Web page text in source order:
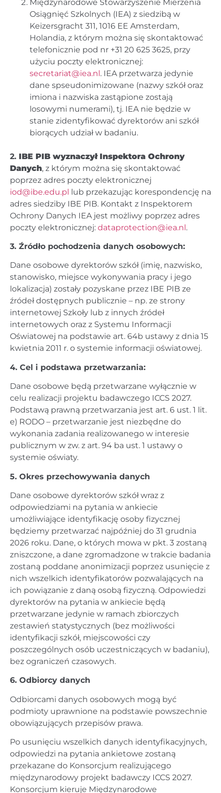
Międzynarodowe Stowarzyszenie Mierzenia
Osiągnięć Szkolnych (IEA) z siedzibą w
Keizersgracht 311, 1016 EE Amsterdam,
Holandia, z którym można się skontaktować
telefonicznie pod nr +31 20 625 3625, przy
użyciu poczty elektronicznej:
secretariat@iea.nl. IEA przetwarza jedynie
dane spseudonimizowane (nazwy szkół oraz
imiona i nazwiska zastąpione zostają
losowymi numerami), tj. IEA nie będzie w
stanie zidentyfikować dyrektorów ani szkół
biorących udział w badaniu.
2. IBE PIB wyznaczył Inspektora Ochrony
Danych, z którym można się skontaktować
poprzez adres poczty elektronicznej
iod@ibe.edu.pl lub przekazując korespondencję na
adres siedziby IBE PIB. Kontakt z Inspektorem
Ochrony Danych IEA jest możliwy poprzez adres
poczty elektronicznej: dataprotection@iea.nl.
3. Źródło pochodzenia danych osobowych:
Dane osobowe dyrektorów szkół (imię, nazwisko,
stanowisko, miejsce wykonywania pracy i jego
lokalizacja) zostały pozyskane przez IBE PIB ze
źródeł dostępnych publicznie – np. ze strony
internetowej Szkoły lub z innych źródeł
internetowych oraz z Systemu Informacji
Oświatowej na podstawie art. 64b ustawy z dnia 15
kwietnia 2011 r. o systemie informacji oświatowej.
4. Cel i podstawa przetwarzania:
Dane osobowe będą przetwarzane wyłącznie w
celu realizacji projektu badawczego ICCS 2027.
Podstawą prawną przetwarzania jest art. 6 ust. 1 lit.
e) RODO – przetwarzanie jest niezbędne do
wykonania zadania realizowanego w interesie
publicznym w zw. z art. 94 ba ust. 1 ustawy o
systemie oświaty.
5. Okres przechowywania danych
Dane osobowe dyrektorów szkół wraz z
odpowiedziami na pytania w ankiecie
umożliwiające identyfikację osoby fizycznej
będziemy przetwarzać najpóźniej do 31 grudnia
2026 roku. Dane, o których mowa w pkt. 3 zostaną
zniszczone, a dane zgromadzone w trakcie badania
zostaną poddane anonimizacji poprzez usunięcie z
nich wszelkich identyfikatorów pozwalających na
ich powiązanie z daną osobą fizyczną. Odpowiedzi
dyrektorów na pytania w ankiecie będą
przetwarzane jedynie w ramach zbiorczych
zestawień statystycznych (bez możliwości
identyfikacji szkół, miejscowości czy
poszczególnych osób uczestniczących w badaniu),
bez ograniczeń czasowych.
6. Odbiorcy danych
Odbiorcami danych osobowych mogą być
podmioty uprawnione na podstawie powszechnie
obowiązujących przepisów prawa.
Po usunięciu wszelkich danych identyfikacyjnych,
odpowiedzi na pytania ankietowe zostaną
przekazane do Konsorcjum realizującego
międzynarodowy projekt badawczy ICCS 2027.
Konsorcjum kieruje Międzynarodowe